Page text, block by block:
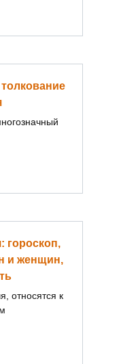
гороскоп,
и женщин,
относятся к